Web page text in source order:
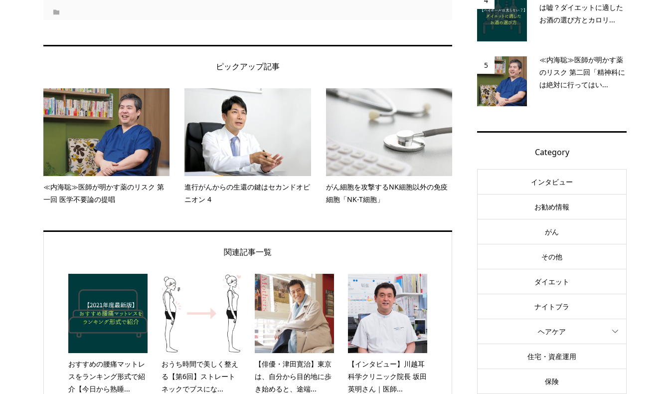
ピックアップ記事
≪内海聡≫医師が明かす薬のリスク 第
一回 医学不要論の提唱
進行がんからの生還の鍵はセカンドオピ
ニオン 4
がん細胞を攻撃するNK細胞以外の免疫
細胞「NK-T細胞」
関連記事一覧
おすすめの腰痛マットレ
スをランキング形式で紹
介【今日から熟睡...
おうち時間で美しく整え
る【第6回】ストレート
ネックでブスにな...
【俳優・津田寛治】東京
は、自分から目的地に歩
き始めると、途端...
【インタビュー】川越耳
科学クリニック院長 坂田
英明さん｜医師...
は嘘？ダイエットに適した
お酒の選び方とカロリ...
5
≪内海聡≫医師が明かす薬
のリスク 第二回「精神科に
は絶対に行ってはい...
Category
インタビュー
お勧め情報
がん
その他
ダイエット
ナイトブラ
ヘアケア
住宅・資産運用
保険